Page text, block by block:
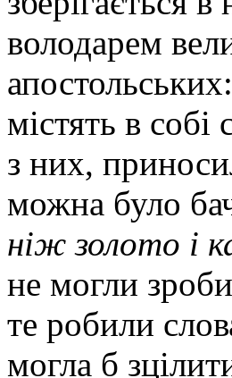
володарем
містять в
з них,
можна було
ніж золото і
не могли
те робили
могла б